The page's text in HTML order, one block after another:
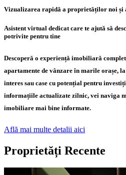
Vizualizarea rapidă a proprietăților noi și
Asistent virtual dedicat care te ajută să
potrivite pentru tine
Descoperă o experiență imobiliară
apartamente de vânzare în marile orașe,
interes sau case cu potențial pentru
informațiile actualizate zilnic, vei naviga
imobiliare mai bine informate.
Află mai multe detalii aici
Proprietăți Recente